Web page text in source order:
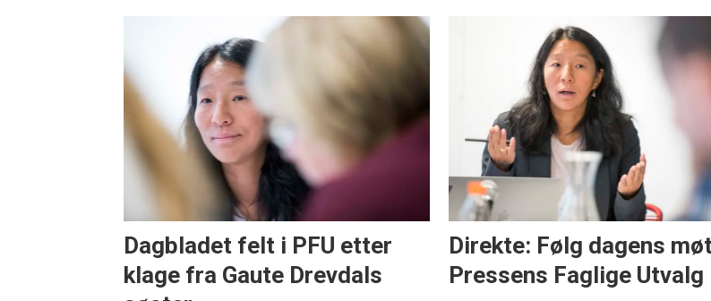
Dagbladet felt i PFU etter
klage fra Gaute Drevdals
Direkte: Følg dagens
Pressens Faglige Utvalg